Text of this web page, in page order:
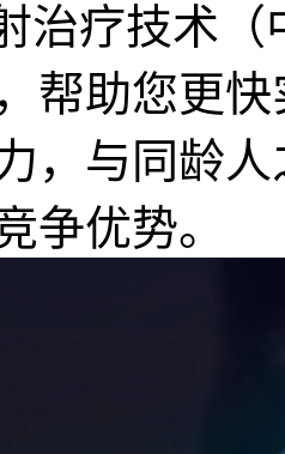
治疗技术
帮助您更
，与同龄
争优势。